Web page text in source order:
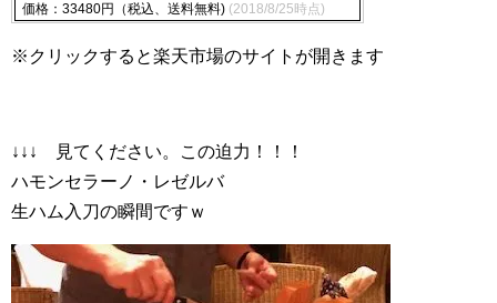
価格：33480円（税込、送料無料) (2018/8/25時点)
※クリックすると楽天市場のサイトが開きます
↓↓↓ 見てください。この迫力！！！
ハモンセラーノ・レゼルバ
生ハム入刀の瞬間ですｗ